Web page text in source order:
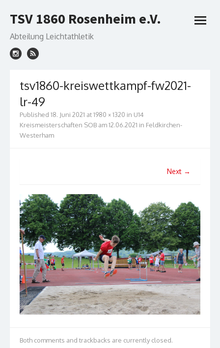
to
TSV 1860 Rosenheim e.V.
Abteilung Leichtathletik
open
tsv1860-kreiswettkampf-fw2021-
lr-49
Published 18. Juni 2021 at1980 × 1320 in U14
Kreismeisterschaften SOB am 12.06.2021 in Feldkirchen-
Westerham
Next →
Both comments and trackbacks are currently closed.